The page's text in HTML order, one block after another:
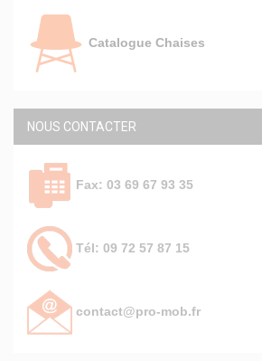
Catalogue Chaises
NOUS CONTACTER
Fax: 03 69 67 93 35
Tél: 09 72 57 87 15
contact@pro-mob.fr